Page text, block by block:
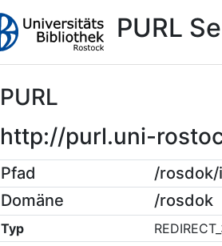
PURL
PURL
http://purl.uni-
Pfad
/
Domäne
/rosdok
Typ